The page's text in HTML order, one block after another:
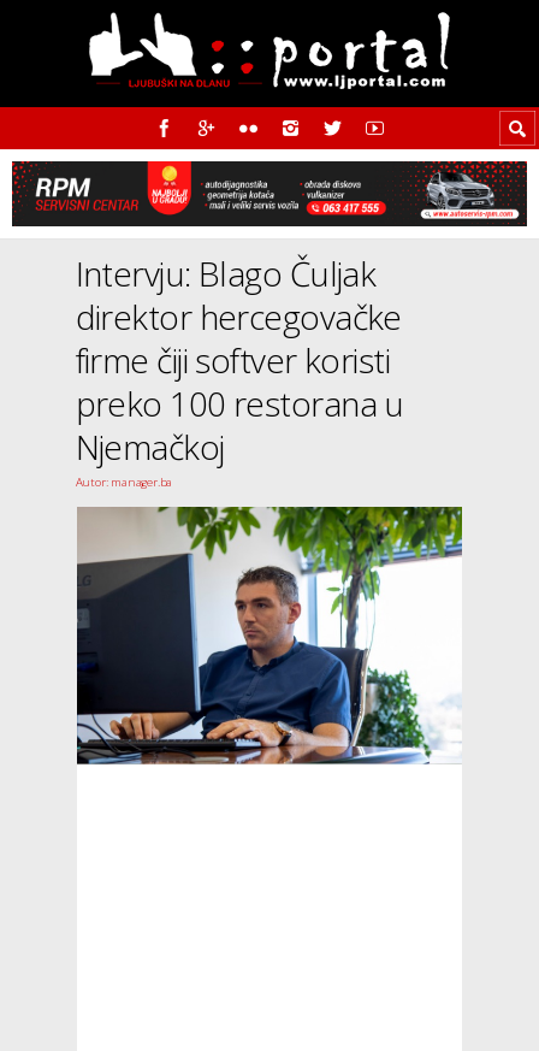
Intervju: Blago Čuljak
direktor hercegovačke
firme čiji softver koristi
preko 100 restorana u
Njemačkoj
Autor: manager.ba